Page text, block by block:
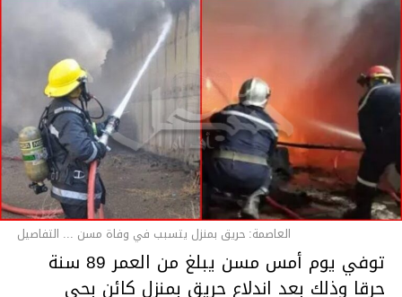
العاصمة: حريق بمنزل يتسبب في وفاة مسن ... التفاصيل
توفي يوم أمس مسن يبلغ من العمر 89 سنة
حرقا وذلك بعد اندلاع حريق بمنزل كائن بحي